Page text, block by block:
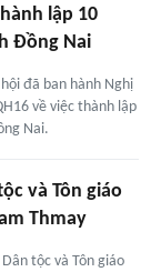
lập 10
Đồng Nai
đã ban hành Nghị
về việc thành lập
Nai.
và Tôn giáo
Thmay
tộc và Tôn giáo